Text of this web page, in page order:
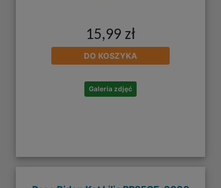
15,99 zł
DO KOSZYKA
Galeria zdjęć